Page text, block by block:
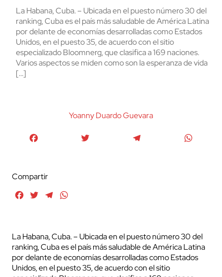
La Habana, Cuba. – Ubicada en el puesto número 30 del
ranking, Cuba es el país más saludable de América Latina
por delante de economías desarrolladas como Estados
Unidos, en el puesto 35, de acuerdo con el sitio
especializado Bloomnerg, que clasifica a 169 naciones.
Varios aspectos se miden como son la esperanza de vida
[…]
Yoanny Duardo Guevara
Compartir
FacebookTwitterTelegram
La Habana, Cuba. – Ubicada en el puesto número 30 del
ranking, Cuba es el país más saludable de América Latina
por delante de economías desarrolladas como Estados
Unidos, en el puesto 35, de acuerdo con el sitio